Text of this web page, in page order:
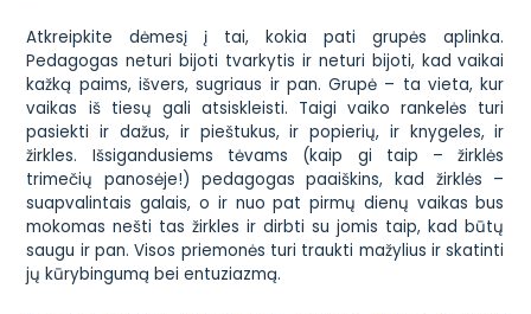
Atkreipkite dėmesį į tai, kokia pati grupės aplinka.
Pedagogas neturi bijoti tvarkytis ir neturi bijoti, kad vaikai
kažką paims, išvers, sugriaus ir pan. Grupė – ta vieta, kur
vaikas iš tiesų gali atsiskleisti. Taigi vaiko rankelės turi
pasiekti ir dažus, ir pieštukus, ir popierių, ir knygeles, ir
žirkles. Išsigandusiems tėvams (kaip gi taip – žirklės
trimečių panosėje!) pedagogas paaiškins, kad žirklės –
suapvalintais galais, o ir nuo pat pirmų dienų vaikas bus
mokomas nešti tas žirkles ir dirbti su jomis taip, kad būtų
saugu ir pan. Visos priemonės turi traukti mažylius ir skatinti
jų kūrybingumą bei entuziazmą.